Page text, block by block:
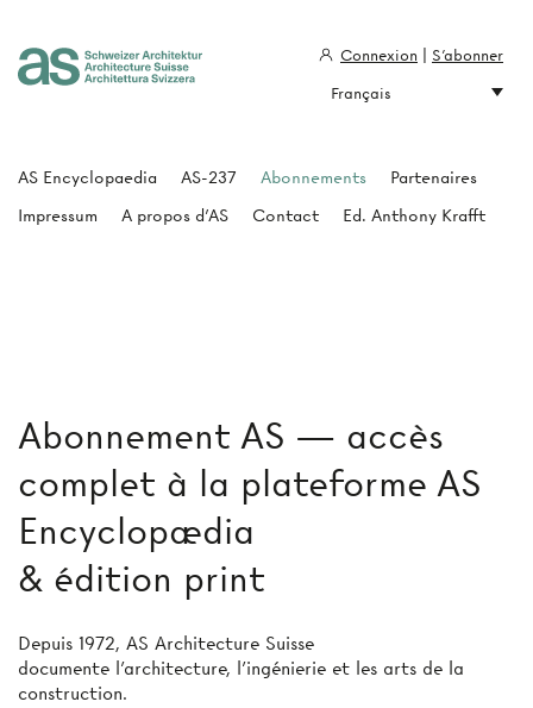
Abonnement AS — accès
complet à la plateforme AS
Encyclopædia
& édition print
Depuis 1972, AS Architecture Suisse
documente l’architecture, l’ingénierie et les arts de la
construction.
AS Encyclopaedia AS-237 Abonnements
Partenaires
Impressum
A propos d'AS Contact Ed. Anthony Krafft
Connexion
S'abonner
Français